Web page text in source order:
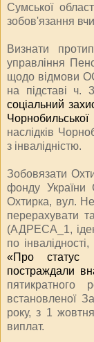
Сумської
зобов'язання
Визнати
управління
щодо відмови
на підставі ч.
соціальний
наслідків
з інвалідністю.
Зобовязати
фонду України
Охтирка, вул.
перерахувати
(АДРЕСА_1,
по
«Про статус
постраждали
пятикратного
встановленої
року, з 1
виплат.